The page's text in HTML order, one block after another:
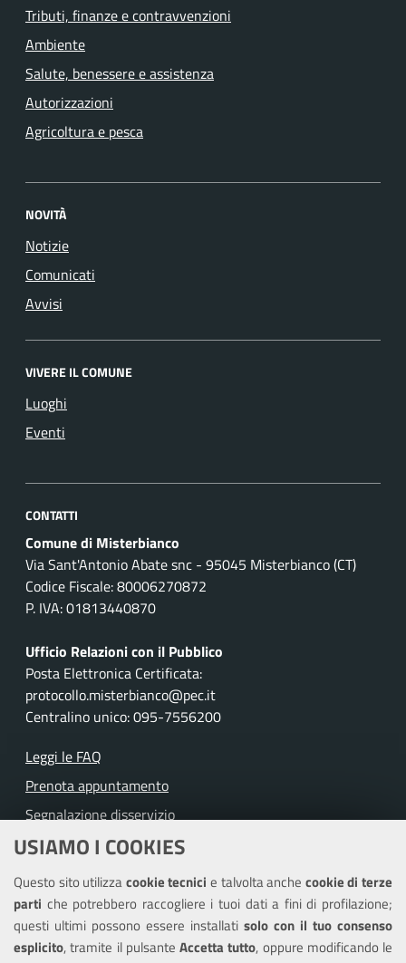
USIAMO I COOKIES
Questo sito utilizzacookie tecnicie talvolta anche cookie di terze
parti che potrebbero raccogliere i tuoi dati a fini di profilazione;
questi ultimi possono essere installati solo con il tuo consenso
esplicito, tramite il pulsante Accetta tutto, oppure modificando le
Tributi, finanze e contravvenzioni
Ambiente
Salute, benessere e assistenza
Autorizzazioni
Agricoltura e pesca
NOVITÀ
Notizie
Comunicati
Avvisi
VIVERE IL COMUNE
Luoghi
Eventi
CONTATTI
Comune di Misterbianco
Via Sant'Antonio Abate snc - 95045 Misterbianco (CT)
Codice Fiscale: 80006270872
P. IVA: 01813440870
Ufficio Relazioni con il Pubblico
Posta Elettronica Certificata:
protocollo.misterbianco@pec.it
Centralino unico: 095-7556200
Leggi le FAQ
Prenota appuntamento
Segnalazione disservizio
Richiesta assistenza
Amministrazione trasparente
Informativa privacy
Note legali